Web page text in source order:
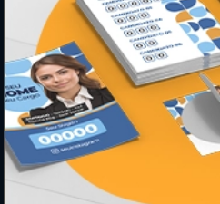
* Pagamento com cartão de crédito terá
** Pagamentos a prazo poderão ter
*** Nota fiscal sujeita a emissão de
serviço, conforme legislação pertinente.
PARTICIPE